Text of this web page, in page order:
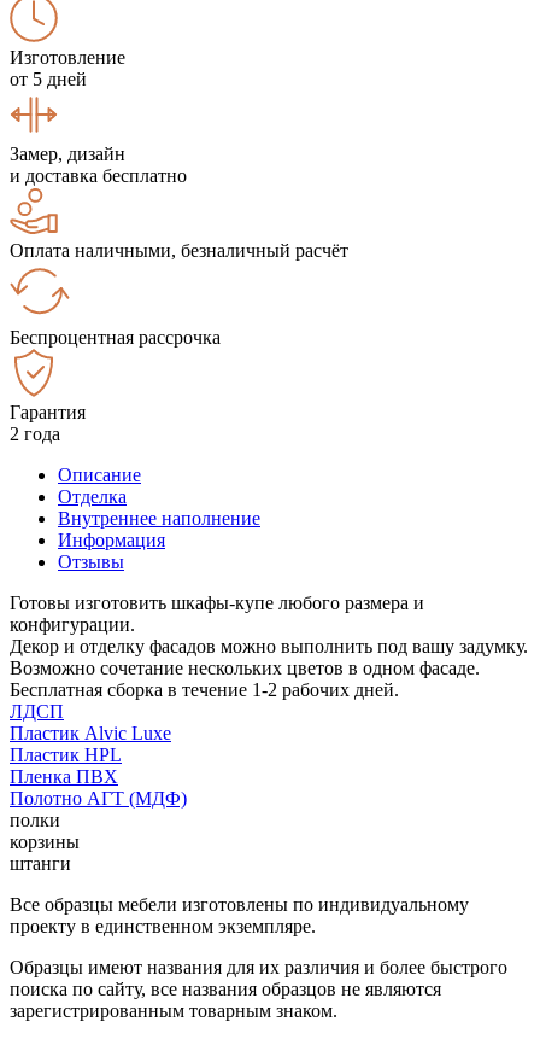
Изготовление
от 5 дней
Замер, дизайн
и доставка бесплатно
Оплата наличными, безналичный расчёт
Беспроцентная рассрочка
Гарантия
2 года
Описание
Отделка
Внутреннее наполнение
Информация
Отзывы
Готовы изготовить шкафы-купе любого размера и
конфигурации.
Декор и отделку фасадов можно выполнить под вашу задумку.
Возможно сочетание нескольких цветов в одном фасаде.
Бесплатная сборка в течение 1-2 рабочих дней.
ЛДСП
Пластик Alvic Luxe
Пластик HPL
Пленка ПВХ
Полотно АГТ (МДФ)
полки
корзины
штанги
Все образцы мебели изготовлены по индивидуальному
проекту в единственном экземпляре.
Образцы имеют названия для их различия и более быстрого
поиска по сайту, все названия образцов не являются
зарегистрированным товарным знаком.